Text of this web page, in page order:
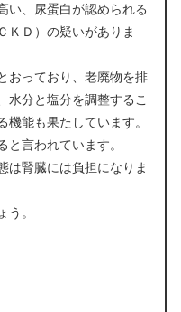
い、尿蛋白が認められる
ＫＤ）の疑いがありま
おっており、老廃物を排
水分と塩分を調整するこ
機能も果たしています。
と言われています。
は腎臓には負担になりま
う。